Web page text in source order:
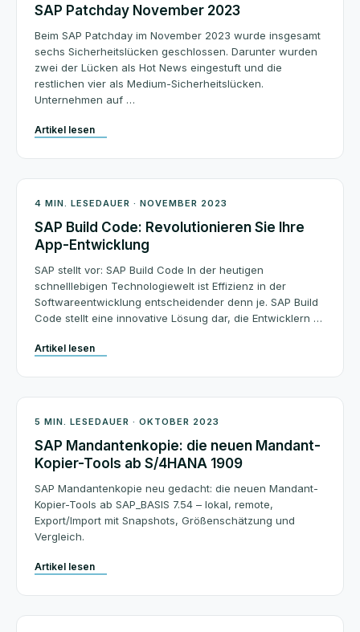
SAP Patchday November 2023
Beim SAP Patchday im November 2023 wurde insgesamt
sechs Sicherheitslücken geschlossen. Darunter wurden
zwei der Lücken als Hot News eingestuft und die
restlichen vier als Medium-Sicherheitslücken.
Unternehmen auf …
Artikel lesen
Architektur
4 MIN. LESEDAUER · NOVEMBER 2023
SAP Build Code: Revolutionieren Sie Ihre
App-Entwicklung
SAP stellt vor: SAP Build Code In der heutigen
schnelllebigen Technologiewelt ist Effizienz in der
Softwareentwicklung entscheidender denn je. SAP Build
Code stellt eine innovative Lösung dar, die Entwicklern …
Artikel lesen
Architektur
5 MIN. LESEDAUER · OKTOBER 2023
SAP Mandantenkopie: die neuen Mandant-
Kopier-Tools ab S/4HANA 1909
SAP Mandantenkopie neu gedacht: die neuen Mandant-
Kopier-Tools ab SAP_BASIS 7.54 – lokal, remote,
Export/Import mit Snapshots, Größenschätzung und
Vergleich.
Artikel lesen